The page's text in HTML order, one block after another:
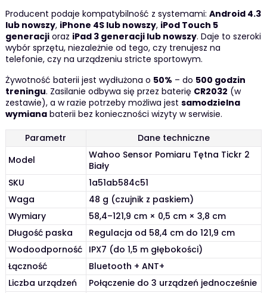
Producent podaje kompatybilność z systemami: Android 4.3
lub nowszy, iPhone 4S lub nowszy, iPod Touch 5
generacjioraz iPad 3 generacji lub nowszy. Daje to szeroki
wybór sprzętu, niezależnie od tego, czy trenujesz na
telefonie, czy na urządzeniu stricte sportowym.
Żywotność baterii jest wydłużona o 50% – do 500 godzin
treningu. Zasilanie odbywa się przez baterię CR2032 (w
zestawie), a w razie potrzeby możliwa jest samodzielna
wymianabaterii bez konieczności wizyty w serwisie.
Parametr
Dane techniczne
Model
Wahoo Sensor Pomiaru Tętna Tickr 2
Biały
SKU
1a51ab584c51
Waga
48 g (czujnik z paskiem)
Wymiary
58,4–121,9 cm × 0,5 cm × 3,8 cm
Długość paska
Regulacja od 58,4 cm do 121,9 cm
Wodoodporność IPX7 (do 1,5 m głębokości)
Łączność
Bluetooth + ANT+
Liczba urządzeń
Połączenie do 3 urządzeń jednocześnie